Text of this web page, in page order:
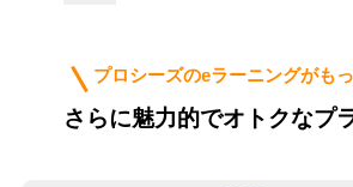
プロシーズのeラーニングがも
さらに魅力的でオトクなプ